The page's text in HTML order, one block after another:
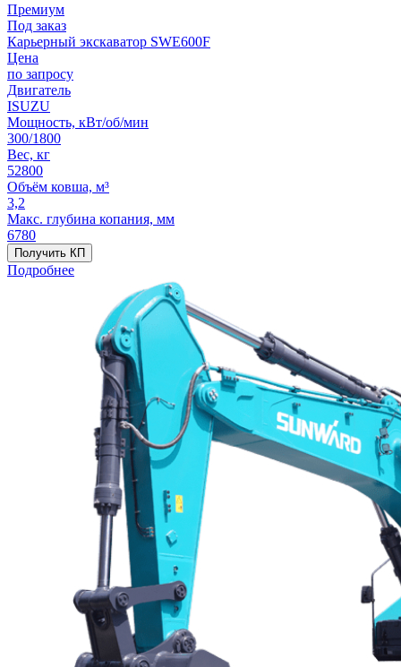
Премиум
Под заказ
Карьерный экскаватор SWE600F
Цена
по запросу
Двигатель
ISUZU
Мощность, кВт/об/мин
300/1800
Вес, кг
52800
Объём ковша, м³
3,2
Макс. глубина копания, мм
6780
Получить КП
Подробнее